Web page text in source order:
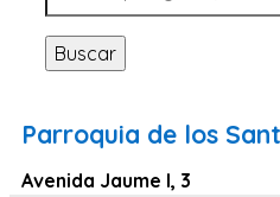
Valladolid
Sevilla
Santa Cruz de Tenerife
Cantabria
Buscar
Parroquia de los
Avenida Jaume I, 3